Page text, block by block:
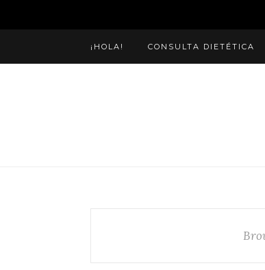
¡HOLA! CONSULTA DIETÉTICA